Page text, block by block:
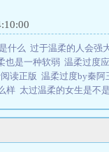
什么 过于温柔的人会强
也是一种软弱 温柔过度
读正版 温柔过度by秦阿
样 太过温柔的女生是不
度温柔过头是什么意思
址：www.34xs.net温柔